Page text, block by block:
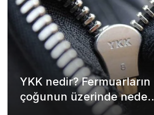
YKK nedir? Fermuarların
çoğunun üzerinde neden